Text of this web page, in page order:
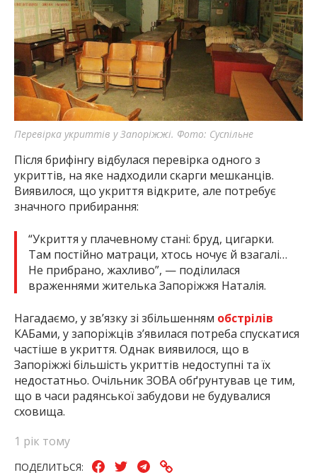
Перевірка укриттів у Запоріжжі. Фото: Суспільне
Після брифінгу відбулася перевірка одного з
укриттів, на яке надходили скарги мешканців.
Виявилося, що укриття відкрите, але потребує
значного прибирання:
“Укриття у плачевному стані: бруд, цигарки.
Там постійно матраци, хтось ночує й взагалі…
Не прибрано, жахливо”, — поділилася
враженнями жителька Запоріжжя Наталія.
Нагадаємо, у зв’язку зі збільшенням обстрілів
КАБами, у запоріжців з’явилася потреба спускатися
частіше в укриття. Однак виявилося, що в
Запоріжжі більшість укриттів недоступні та їх
недостатньо. Очільник ЗОВА обґрунтував це тим,
що в часи радянської забудови не будувалися
сховища.
1 рік тому
ПОДЕЛИТЬСЯ: